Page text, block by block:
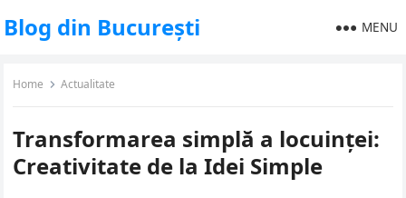
Blog din București MENU
Home Actualitate
Transformarea simplă a locuinței:
Creativitate de la Idei Simple